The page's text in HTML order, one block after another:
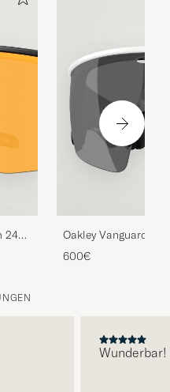
24K
Oakley Vanguard
Sunglasses Black
600€
Wunderbar!